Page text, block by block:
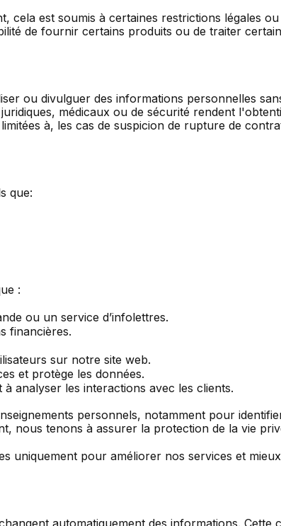
est soumis à certaines restrictions légales
de fournir certains produits ou de traiter
ou divulguer des informations personnelles
médicaux ou de sécurité rendent
à, les cas de suspicion de rupture de
que:
:
ou un service d’infolettres.
financières.
sur notre site web.
et protège les données.
analyser les interactions avec les clients.
personnels, notamment pour
nous tenons à assurer la protection de la vie
uniquement pour améliorer nos services et
automatiquement des informations. Cette